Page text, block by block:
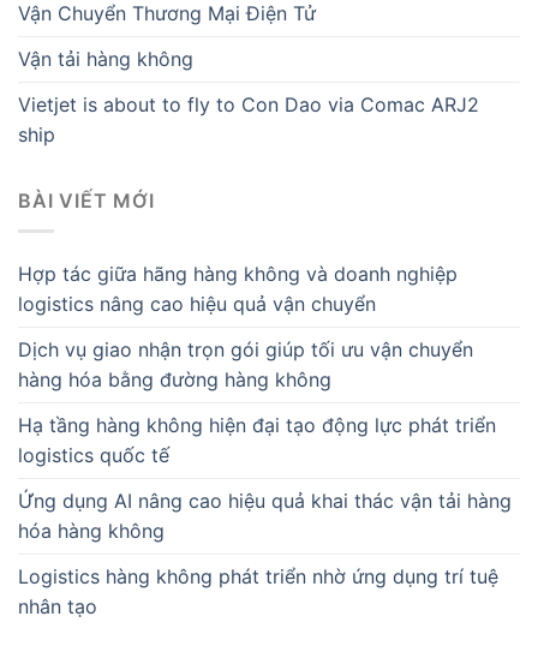
Vận Chuyển Thương Mại Điện Tử
Vận tải hàng không
Vietjet is about to fly to Con Dao via Comac ARJ2
ship
BÀI VIẾT MỚI
Hợp tác giữa hãng hàng không và doanh nghiệp
logistics nâng cao hiệu quả vận chuyển
Dịch vụ giao nhận trọn gói giúp tối ưu vận chuyển
hàng hóa bằng đường hàng không
Hạ tầng hàng không hiện đại tạo động lực phát triển
logistics quốc tế
Ứng dụng AI nâng cao hiệu quả khai thác vận tải hàng
hóa hàng không
Logistics hàng không phát triển nhờ ứng dụng trí tuệ
nhân tạo